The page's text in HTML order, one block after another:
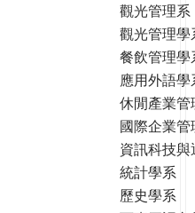
觀光管理系
觀光管理學
餐飲管理學
應用外語學
休閒產業
國際企業
資訊科技
統計學系
歷史學系